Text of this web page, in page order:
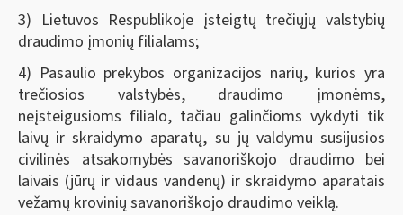
3) Lietuvos Respublikoje įsteigtų trečiųjų valstybių
draudimo įmonių filialams;
4) Pasaulio prekybos organizacijos narių, kurios yra
trečiosios valstybės, draudimo įmonėms,
neįsteigusioms filialo, tačiau galinčioms vykdyti tik
laivų ir skraidymo aparatų, su jų valdymu susijusios
civilinės atsakomybės savanoriškojo draudimo bei
laivais (jūrų ir vidaus vandenų) ir skraidymo aparatais
vežamų krovinių savanoriškojo draudimo veiklą.